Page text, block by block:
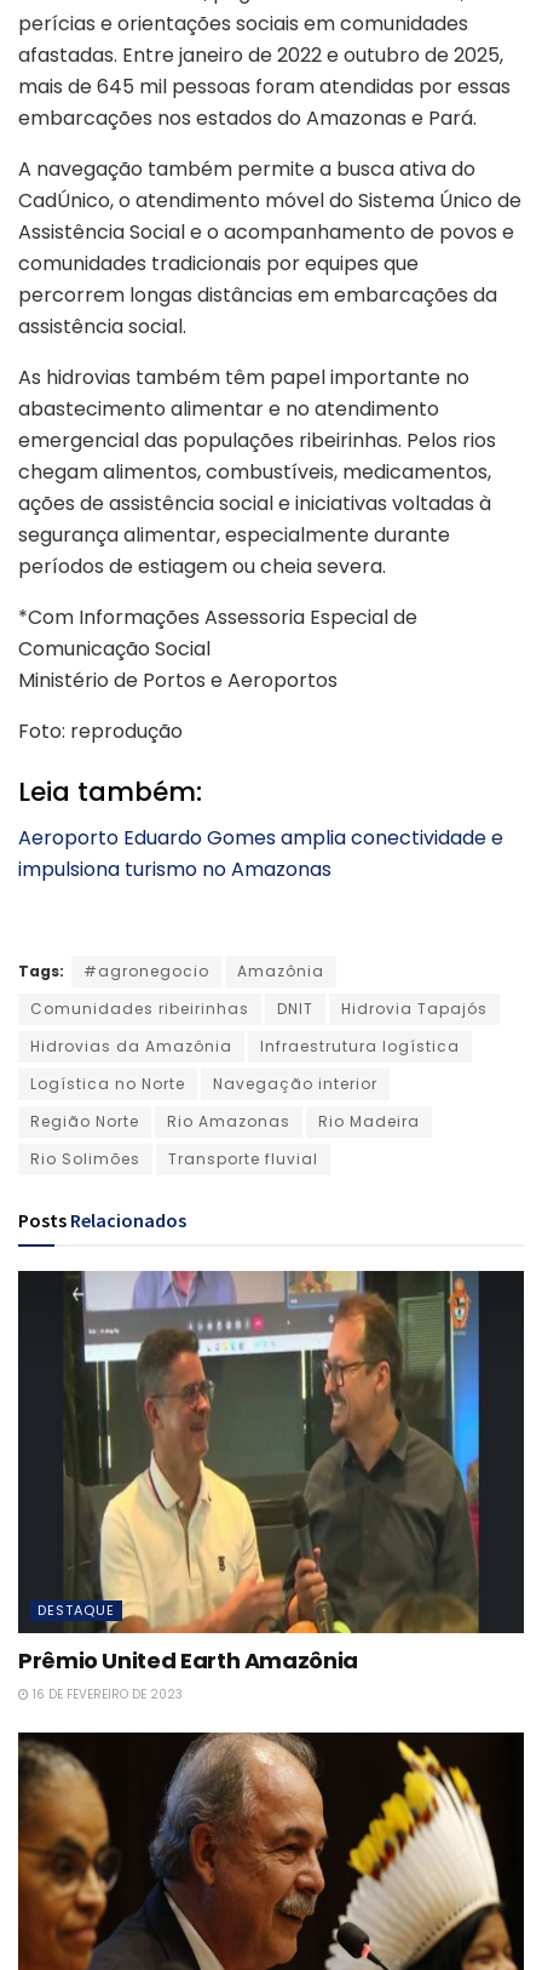
perícias e orientações sociais em comunidades
afastadas. Entre janeiro de 2022 e outubro de 2025,
mais de 645 mil pessoas foram atendidas por essas
embarcações nos estados do Amazonas e Pará.
A navegação também permite a busca ativa do
CadÚnico, o atendimento móvel do Sistema Único de
Assistência Social e o acompanhamento de povos e
comunidades tradicionais por equipes que
percorrem longas distâncias em embarcações da
assistência social.
As hidrovias também têm papel importante no
abastecimento alimentar e no atendimento
emergencial das populações ribeirinhas. Pelos rios
chegam alimentos, combustíveis, medicamentos,
ações de assistência social e iniciativas voltadas à
segurança alimentar, especialmente durante
períodos de estiagem ou cheia severa.
*Com Informações Assessoria Especial de
Comunicação Social
Ministério de Portos e Aeroportos
Foto: reprodução
Leia também:
Aeroporto Eduardo Gomes amplia conectividade e
impulsiona turismo no Amazonas
Tags: #agronegocio
Amazônia
Comunidades ribeirinhas
DNIT
Hidrovia Tapajós
Hidrovias da Amazônia
Infraestrutura logística
Logística no Norte
Navegação interior
Região Norte
Rio Amazonas
Rio Madeira
Rio Solimões
Transporte fluvial
Posts Relacionados
DESTAQUE
Prêmio United Earth Amazônia
16 DE FEVEREIRO DE 2023